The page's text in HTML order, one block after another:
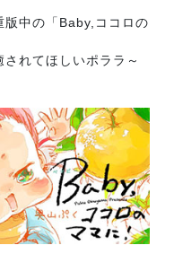
版中の「Baby,ココロの
れてほしいポララ～